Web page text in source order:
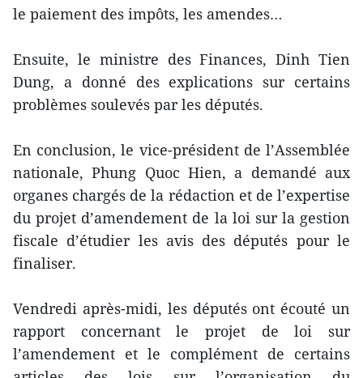
le paiement des impôts, les amendes…
Ensuite, le ministre des Finances, Dinh Tien
Dung, a donné des explications sur certains
problèmes soulevés par les députés.
En conclusion, le vice-président de l’Assemblée
nationale, Phung Quoc Hien, a demandé aux
organes chargés de la rédaction et de l’expertise
du projet d’amendement de la loi sur la gestion
fiscale d’étudier les avis des députés pour le
finaliser.
Vendredi après-midi, les députés ont écouté un
rapport concernant le projet de loi sur
l’amendement et le complément de certains